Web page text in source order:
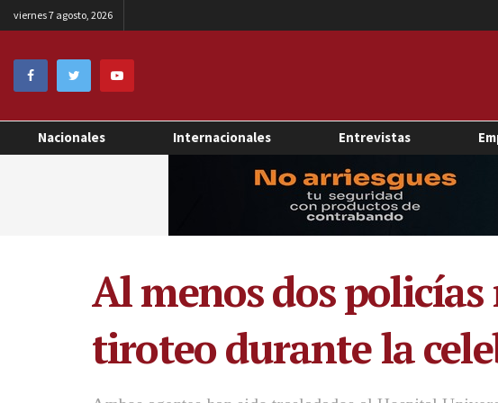
viernes 7 agosto, 2026
Nacionales Internacionales Entrevistas
Al menos dos
tiroteo durante la